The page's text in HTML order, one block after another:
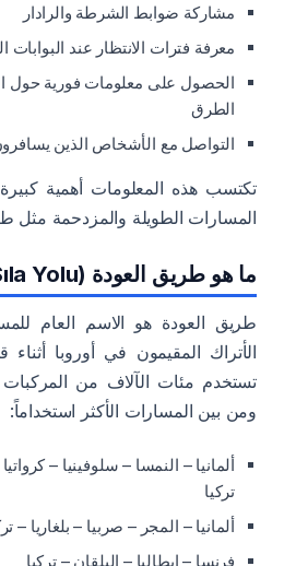
مشاركة ضوابط الشرطة والرادار
معرفة فترات الانتظار عند البوابات
الحصول على معلومات فورية حول
الطرق
التواصل مع الأشخاص الذين
تكتسب هذه المعلومات أهمية
المسارات الطويلة والمزدحمة مثل
ما هو طريق العودة (Sıla Yolu)؟
طريق العودة هو الاسم العام
الأتراك المقيمون في أوروبا أثناء
تستخدم مئات الآلاف من
ومن بين المسارات الأكثر استخداماً:
ألمانيا – النمسا – سلوفينيا –
تركيا
ألمانيا – المجر – صربيا – بلغاريا –
فرنسا – إيطاليا – البلقان – تركيا